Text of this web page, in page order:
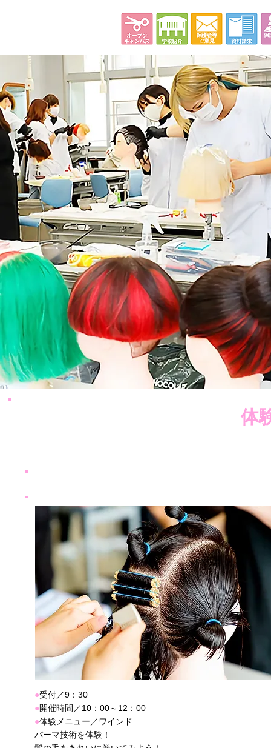
体
●受付／9：30
●開催時間／10：00～12：00
●体験メニュー／ワインド
パーマ技術を体験！